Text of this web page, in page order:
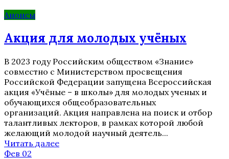
Анонсы
Акция для молодых учёных
В 2023 году Российским обществом «Знание»
совместно с Министерством просвещения
Российской Федерации запущена Всероссийская
акция «Учёные – в школы» для молодых ученых и
обучающихся общеобразовательных
организаций. Акция направлена на поиск и отбор
талантливых лекторов, в рамках которой любой
желающий молодой научный деятель...
Читать далее
Фев 02